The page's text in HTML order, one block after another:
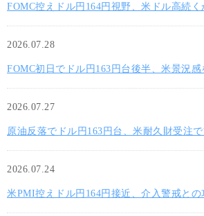
FOMC控えドル円164円視野、米ドル高続く
2026.07.28
FOMC初日でドル円163円台後半、米景況
2026.07.27
原油反落でドル円163円台、米耐久財受注
2026.07.24
米PMI控えドル円164円接近、介入警戒との